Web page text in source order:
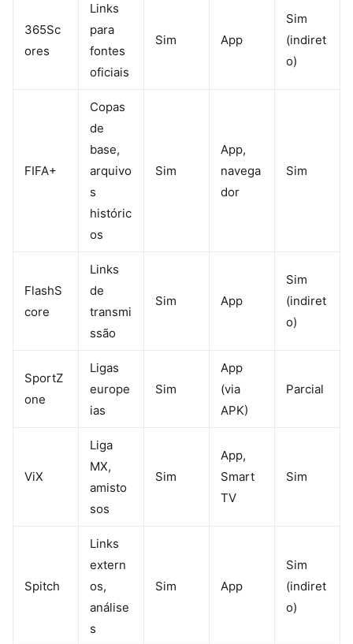
365Sc
ores
Links
para
fontes
oficiais
Sim App
Sim
(indiret
o)
FIFA+
Copas
de
base,
arquivo
s
históric
os
Sim
App,
navega
dor
Sim
FlashS
core
Links
de
transmi
ssão
Sim App
Sim
(indiret
o)
SportZ
one
Ligas
europe
ias
Sim
App
(via
APK)
Parcial
ViX
Liga
MX,
amisto
sos
Sim
App,
Smart
TV
Sim
Spitch
Links
extern
os,
análise
s
Sim App
Sim
(indiret
o)